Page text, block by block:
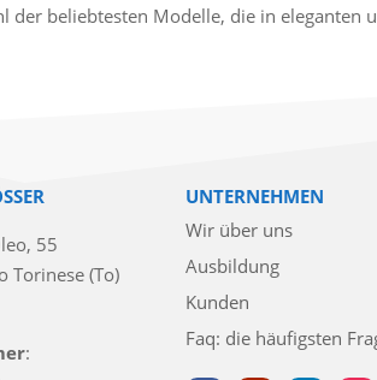
der beliebtesten Modelle, die in eleganten
55
Torinese (To)
:
UNTERNEHMEN
Wir über uns
Ausbildung
Kunden
Faq: die häufigsten